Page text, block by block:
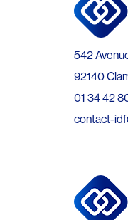
542
92140
01 34 42
contact-